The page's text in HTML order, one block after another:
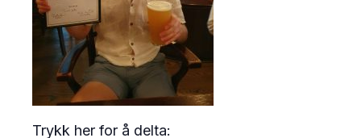
Trykk her for å delta: